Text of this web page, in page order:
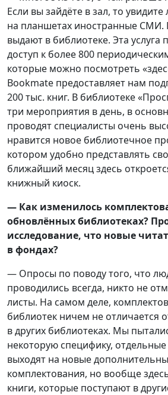
Если вы зайдёте в зал, то
на планшетах иностранные
выдают в библиотеке. Эта услуга
доступ к более 800
которые можно посмотреть
Bookmate предоставляет нам
200 тыс. книг. В библиотеке
три мероприятия в день, в
проводят специалисты очень
нравится новое библиотечное
котором удобно представлять
ближайший месяц здесь
книжный киоск.
— Как изменилось
обновлённых библиотеках?
исследование, что новые
в фондах?
— Опросы по поводу того, что
проводились всегда, никто не
листы. На самом деле,
библиотек ничем не отличается
в других библиотеках. Мы
некоторую специфику,
выходят на новые
комплектования, но вообще
книги, которые поступают в